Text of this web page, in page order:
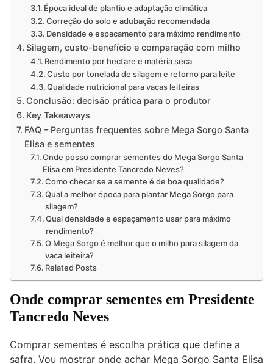
Época ideal de plantio e adaptação climática
Correção do solo e adubação recomendada
Densidade e espaçamento para máximo rendimento
Silagem, custo-benefício e comparação com milho
Rendimento por hectare e matéria seca
Custo por tonelada de silagem e retorno para leite
Qualidade nutricional para vacas leiteiras
Conclusão: decisão prática para o produtor
Key Takeaways
FAQ – Perguntas frequentes sobre Mega Sorgo Santa
Elisa e sementes
Onde posso comprar sementes do Mega Sorgo Santa
Elisa em Presidente Tancredo Neves?
Como checar se a semente é de boa qualidade?
Qual a melhor época para plantar Mega Sorgo para
silagem?
Qual densidade e espaçamento usar para máximo
rendimento?
O Mega Sorgo é melhor que o milho para silagem da
vaca leiteira?
Related Posts
Onde comprar sementes em Presidente
Tancredo Neves
Comprar sementes é escolha prática que define a
safra. Vou mostrar onde achar Mega Sorgo Santa Elisa